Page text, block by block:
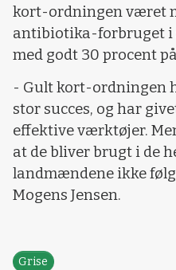
kort-ordningen været
antibiotika-forbruget
med godt 30 procent
- Gult kort-ordningen
stor succes, og har
effektive værktøjer.
at de bliver brugt i de
landmændene ikke
Mogens Jensen.
Grise